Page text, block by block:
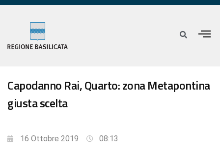
Capodanno Rai, Quarto: zona Metapontina
giusta scelta
16 Ottobre 2019 08:13